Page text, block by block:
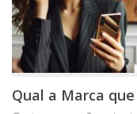
Qual a Marca